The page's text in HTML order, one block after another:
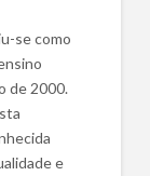
se como
de 2000.
e